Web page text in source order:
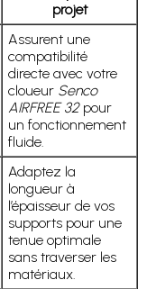
projet
Assurent une
compatibilité
directe avec votre
cloueur Senco
AIRFREE 32pour
un fonctionnement
fluide.
Adaptez la
longueur à
l’épaisseur de vos
supports pour une
tenue optimale
sans traverser les
matériaux.